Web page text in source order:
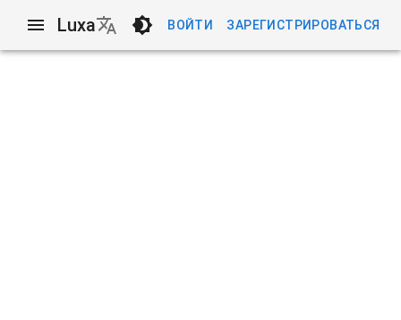
Luxa ВОЙТИ ЗАРЕГИСТРИРОВАТЬСЯ